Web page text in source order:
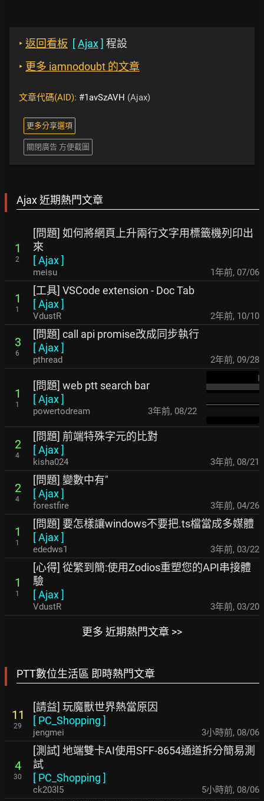
‣ 返回看板 [Ajax] 程設
‣ 更多 iamnodoubt 的文章
文章代碼(AID): #1avSzAVH (Ajax)
更多分享選項
關閉廣告 方便截圖
Ajax 近期熱門文章
1
2
[問題] 如何將網頁上升兩行文字用標籤機列印出
來
[Ajax]
meisu 1年前, 07/06
1
1
[工具] VSCode extension - Doc Tab
[Ajax]
VdustR 2年前, 10/10
3
6
[問題] call api promise改成同步執行
[Ajax]
pthread 2年前, 09/28
1
1
[問題] web ptt search bar
[Ajax]
powertodream 3年前, 08/22
2
4
[問題] 前端特殊字元的比對
[Ajax]
kisha024 3年前, 08/21
2
4
[問題] 變數中有"
[Ajax]
forestfire 3年前, 04/26
1
1
[問題] 要怎樣讓windows不要把.ts檔當成多媒體
[Ajax]
ededws1 3年前, 03/22
1
1
[心得] 從繁到簡:使用Zodios重塑您的API串接體
驗
[Ajax]
VdustR 3年前, 03/20
更多 近期熱門文章 >>
PTT數位生活區 即時熱門文章
11
29
[請益] 玩魔獸世界熱當原因
[ PC_Shopping ]
jengmei 3小時前, 08/06
4
30
[測試] 地端雙卡AI使用SFF-8654通道拆分簡易測
試
[ PC_Shopping ]
ck203l5 5小時前, 08/06